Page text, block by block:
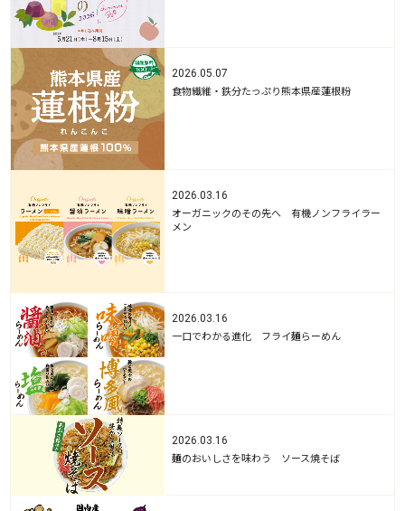
2026.05.07
食物繊維・鉄分たっぷり熊本県産蓮根粉
2026.03.16
オーガニックのその先へ 有機ノンフライラー
メン
2026.03.16
一口でわかる進化 フライ麺らーめん
2026.03.16
麺のおいしさを味わう ソース焼そば